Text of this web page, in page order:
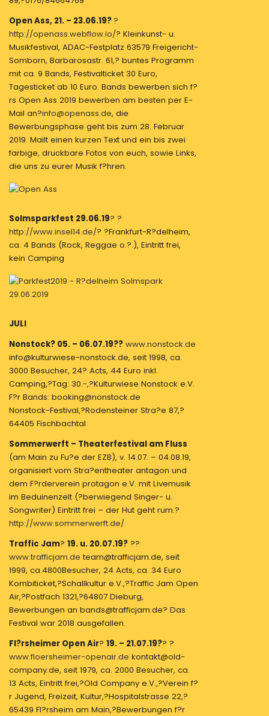
Open Ass, 21. – 23.06.19? ?
http://openass.webflow.io/? Kleinkunst- u.
Musikfestival, ADAC-Festplatz 63579 Freigericht-
Somborn, Barbarosastr. 61,? buntes Programm
mit ca. 9 Bands, Festivalticket 30 Euro,
Tagesticket ab 10 Euro. Bands bewerben sich f?
rs Open Ass 2019 bewerben am besten per E-
Mail an?info@openass.de, die
Bewerbungsphase geht bis zum 28. Februar
2019. Mailt einen kurzen Text und ein bis zwei
farbige, druckbare Fotos von euch, sowie Links,
die uns zu eurer Musik f?hren.
Solmsparkfest 29.06.19? ?
http://www.insel14.de/? ?Frankfurt-R?delheim,
ca. 4 Bands (Rock, Reggae o.?.), Eintritt frei,
kein Camping
JULI
Nonstock? 05. – 06.07.19?? www.nonstock.de
info@kulturwiese-nonstock.de, seit 1998, ca.
3000 Besucher, 24? Acts, 44 Euro inkl.
Camping,?Tag: 30.-,?Kulturwiese Nonstock e.V.
F?r Bands: booking@nonstock.de
Nonstock-Festival,?Rodensteiner Stra?e 87,?
64405 Fischbachtal
Sommerwerft – Theaterfestival am Fluss
(am Main zu Fu?e der EZB), v. 14.07. – 04.08.19,
organisiert vom Stra?entheater antagon und
dem F?rderverein protagon e.V. mit Livemusik
im Beduinenzelt (?berwiegend Singer- u.
Songwriter) Eintritt frei – der Hut geht rum.?
http://www.sommerwerft.de/
Traffic Jam? 19. u. 20.07.19? ??
www.trafficjam.deteam@trafficjam.de, seit
1999, ca.4800Besucher, 24 Acts, ca. 34 Euro
Kombiticket,?Schallkultur e.V.,?Traffic Jam Open
Air,?Postfach 1321,?64807 Dieburg,
Bewerbungen an bands@trafficjam.de? Das
Festival war 2018 ausgefallen.
Fl?rsheimer Open Air? 19. – 21.07.19?? ?
www.floersheimer-openair.de kontakt@old-
company.de, seit 1979, ca. 2000 Besucher, ca.
13 Acts, Eintritt frei,?Old Company e.V.,?Verein f?
r Jugend, Freizeit, Kultur,?Hospitalstrasse 22,?
65439 Fl?rsheim am Main,?Bewerbungen f?r